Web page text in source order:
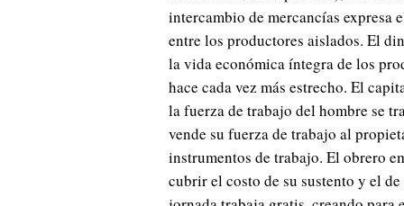
intercambio de mercancías expresa
entre los productores aislados. El
la vida económica íntegra de los
hace cada vez más estrecho. El
la fuerza de trabajo del hombre se
vende su fuerza de trabajo al
instrumentos de trabajo. El obrero
cubrir el costo de su sustento y el